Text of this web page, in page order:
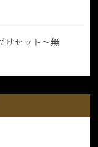
けセット〜無